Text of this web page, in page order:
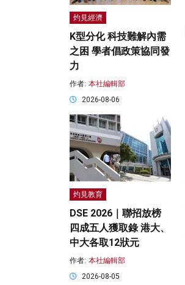
灼見經濟
K型分化 科技難解內需
之困 學者倡政策協同發
力
作者: 本社編輯部
2026-08-06
灼見教育
DSE 2026｜聯招放榜
四成五人獲取錄 港大、
中大各取12狀元
作者: 本社編輯部
2026-08-05